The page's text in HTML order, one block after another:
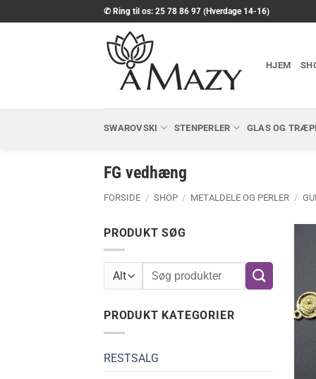
til
✆ Ring til os: 25 78 86 97 (Hverdage 14-16)
HJEM
SWAROVSKI STENPERLER GLAS OG
FG vedhæng
FORSIDE / SHOP / METALDELE OG PERLER /
PRODUKT SØG
Søg
PRODUKT KATEGORIER
RESTSALG